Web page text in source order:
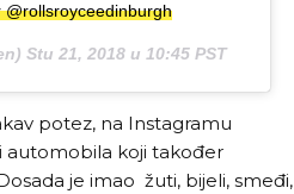
Stu 21, 2018 u 10:45 PST
potez, na Instagramu
automobila koji također
je imao žuti, bijeli, smeđi,